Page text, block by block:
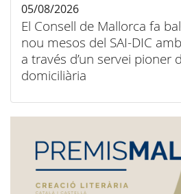
El Consell de Mallorca fa
nou mesos del SAI-DIC
a través d’un servei pioner
domiciliària
05/08/2026